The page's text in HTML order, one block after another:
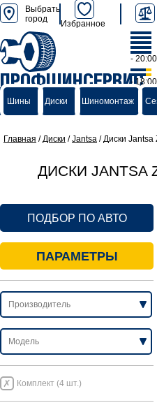
Выбрать
город
Избранное
ПРОФШИНСЕРВИС
группа компаний
- 20:00
- 18:00
Шины Диски Шиномонтаж
Главная /Диски /Jantsa /Диски Jantsa
ДИСКИ JANTSA
ПОДБОР ПО АВТО
ПАРАМЕТРЫ
Комплект (4 шт.)